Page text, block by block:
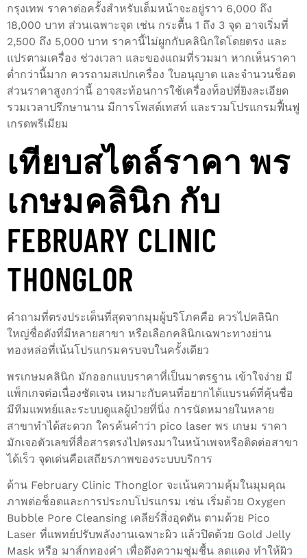
กรุงเทพ ราคาต่อครั้งสำหรับเต็มหน้าจะอยู่ราว 6,000 ถึง
18,000 บาท ส่วนเฉพาะจุด เช่น กระตื้น 1 ถึง 3 จุด อาจเริ่มที่
2,500 ถึง 5,000 บาท ราคานี้ไม่ผูกกับคลินิกใดโดยตรง และ
แปรตามเครื่อง ช่วงเวลา และของแถมที่รวมมา หากเห็นราคา
ต่ำกว่านี้มาก ควรถามสเปกเครื่อง ใบอนุญาต และจำนวนช็อต
ส่วนราคาสูงกว่านี้ อาจสะท้อนการใช้เครื่องท็อปที่ยิงละเอียด
รวมเวลาปรึกษานาน มีการโพสต์เทสท์ และรวมโปรแกรมฟื้นฟู
เกรดพรีเมียม
เทียบสไตล์ราคา พร
เกษมคลินิก กับ
FEBRUARY CLINIC
THONGLOR
คำถามที่ตรงประเด็นที่สุดจากมุมผู้บริโภคคือ ควรไปคลินิก
ใหญ่ชื่อดังที่มีหลายสาขา หรือเลือกคลินิกเฉพาะทางย่าน
ทองหล่อที่เน้นโปรแกรมครบจบในครั้งเดียว
พรเกษมคลินิก มักออกแบบราคาที่เป็นมาตรฐาน เข้าใจง่าย มี
แพ็กเกจต่อเนื่องชัดเจน เหมาะกับคนที่อยากได้แบรนด์ที่คุ้นชื่อ
มีทีมแพทย์และระบบดูแลผู้ป่วยที่นิ่ง การนัดหมายในหลาย
สาขาทำได้สะดวก ใครค้นคำว่า pico laser พร เกษม ราคา
มักเจอตัวเลขที่สื่อสารตรงไปตรงมาในหน้าเพจหรือติดต่อสาขา
ได้เร็ว จุดเด่นคือเสถียรภาพของระบบบริการ
ด้าน February Clinic Thonglor จะเน้นความคุ้มในมุมคุณ
ภาพต่อช็อตและการประกบโปรแกรม เช่น เริ่มด้วย Oxygen
Bubble Pore Cleansing เคลียร์สิ่งอุดตัน ตามด้วย Pico
Laser ที่แพทย์ปรับพลังงานเฉพาะผิว แล้วปิดด้วย Gold Jelly
Mask หรือ มาส์กทองคำ เพื่อดึงความชุ่มชื้น ลดแดง ทำให้ผิว